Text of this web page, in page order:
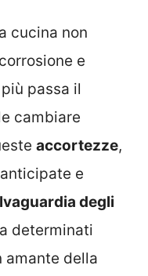
cucina non
e
passa il
cambiare
accortezze,
e
degli
determinati
amante della